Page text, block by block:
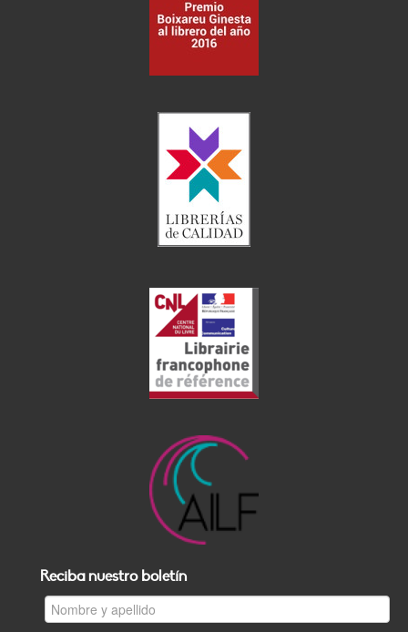
Reciba nuestro boletín